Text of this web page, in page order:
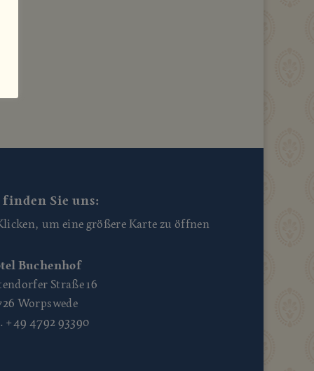
finden Sie uns:
Buchenhof
Straße 16
Worpswede
+49 4792 93390